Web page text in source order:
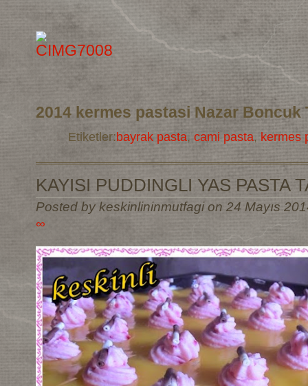
2014 kermes pastasi Nazar Boncuk
Etiketler:bayrak pasta, cami pasta, kermes
KAYISI PUDDINGLI YAS PASTA
Posted by keskinlininmutfagi on 24 Mayıs
∞